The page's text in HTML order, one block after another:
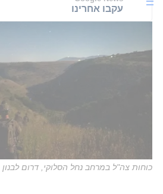
עקבו אחרינו
כוחות צה"ל במרחב נחל הסלוקי, דרום לבנון